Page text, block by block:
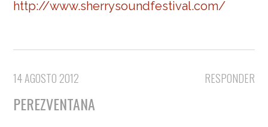
http://www.sherrysoundfestival.com/
RESPONDER
14 AGOSTO 2012
PEREZVENTANA